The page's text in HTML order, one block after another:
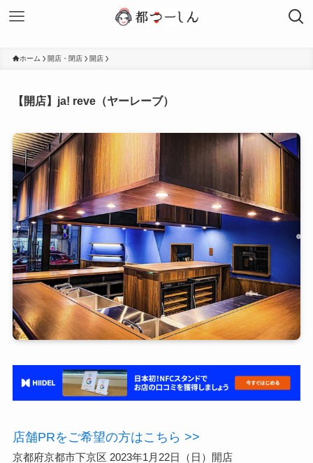
ホーム 開店・閉店 開店
【開店】ja! reve（ヤーレーブ）
店舗PRをご希望の方はこちら >>
京都府京都市下京区 2023年1月22日（日）開店